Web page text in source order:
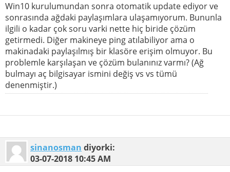
Win10 kurulumundan sonra otomatik update ediyor ve
sonrasında ağdaki paylaşımlara ulaşamıyorum. Bununla
ilgili o kadar çok soru varki nette hiç biride çözüm
getirmedi. Diğer makineye ping atılabiliyor ama o
makinadaki paylaşılmış bir klasöre erişim olmuyor. Bu
problemle karşılaşan ve çözüm bulanınız varmı? (Ağ
bulmayı aç bilgisayar ismini değiş vs vs tümü
denenmiştir.)
sinanosman diyorki:
03-07-2018 10:45 AM